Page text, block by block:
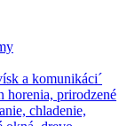
a komunikáci´
horenia, prirodzené
chladenie,